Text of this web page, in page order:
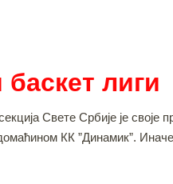
лиги
Свете Србије је
КК ”Динамик”.